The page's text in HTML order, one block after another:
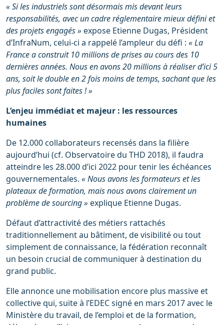
« Si les industriels sont désormais mis devant leurs
responsabilités, avec un cadre réglementaire mieux défini et
des projets engagés » expose Etienne Dugas, Président
d’InfraNum, celui-ci a rappelé l’ampleur du défi : « La
France a construit 10 millions de prises au cours des 10
dernières années. Nous en avons 20 millions à réaliser d’ici 5
ans, soit le double en 2 fois moins de temps, sachant que les
plus faciles sont faites ! »
L’enjeu immédiat et majeur : les ressources
humaines
De 12.000 collaborateurs recensés dans la filière
aujourd’hui (cf. Observatoire du THD 2018), il faudra
atteindre les 28.000 d’ici 2022 pour tenir les échéances
gouvernementales. « Nous avons les formateurs et les
plateaux de formation, mais nous avons clairement un
problème de sourcing » explique Etienne Dugas.
Défaut d’attractivité des métiers rattachés
traditionnellement au bâtiment, de visibilité ou tout
simplement de connaissance, la fédération reconnaît
un besoin crucial de communiquer à destination du
grand public.
Elle annonce une mobilisation encore plus massive et
collective qui, suite à l’EDEC signé en mars 2017 avec le
Ministère du travail, de l’emploi et de la formation,